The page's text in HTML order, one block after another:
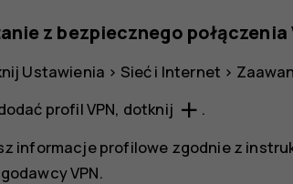
z bezpiecznego połączenia
Ustawienia > Sieć i Internet >
profil VPN, dotknij add .
informacje profilowe zgodnie z
VPN.